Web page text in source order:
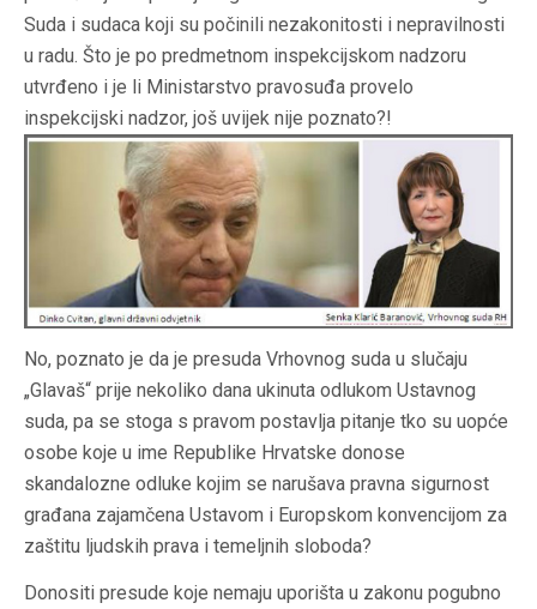
Suda i sudaca koji su počinili nezakonitosti i nepravilnosti
u radu. Što je po predmetnom inspekcijskom nadzoru
utvrđeno i je li Ministarstvo pravosuđa provelo
inspekcijski nadzor, još uvijek nije poznato?!
No, poznato je da je presuda Vrhovnog suda u slučaju
„Glavaš“ prije nekoliko dana ukinuta odlukom Ustavnog
suda, pa se stoga s pravom postavlja pitanje tko su uopće
osobe koje u ime Republike Hrvatske donose
skandalozne odluke kojim se narušava pravna sigurnost
građana zajamčena Ustavom i Europskom konvencijom za
zaštitu ljudskih prava i temeljnih sloboda?
Donositi presude koje nemaju uporišta u zakonu pogubno